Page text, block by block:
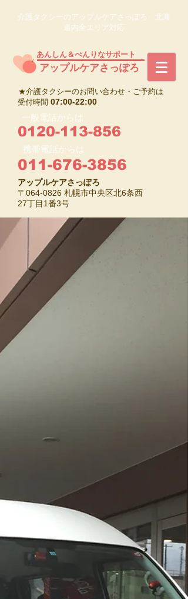
介護タクシーのアップルケアさっぽろ 北海
道内全エリア対応
​アップルケアさっぽろ
あんしん＆べんりなサポート
★介護タクシーのお問い合わせ・ご予約は
受付時間 07:00-22:00
0120-113-856
一般電話からは
携帯電話からは
011-676-3856
アップルケアさっぽろ
〒064-0826 札幌市中央区北6条西
27丁目1番3号